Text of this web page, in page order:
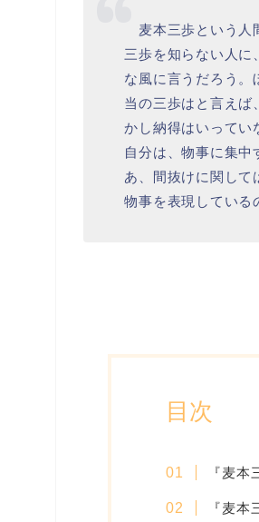
麦本三歩という人
三歩を知らない人に
な風に言うだろう。
当の三歩はと言えば
かし納得はいってい
自分は、物事に集中
あ、間抜けに関して
物事を表現している
目次
『麦
『麦